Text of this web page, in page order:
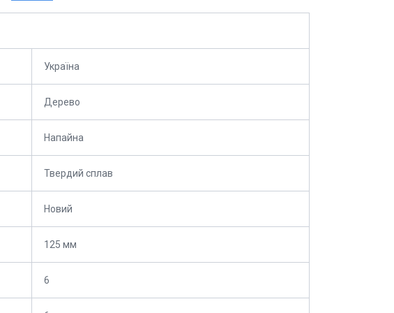
Україна
Дерево
Напайна
Твердий сплав
Новий
125 мм
6